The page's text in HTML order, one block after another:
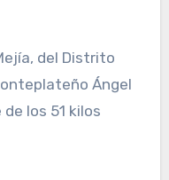
del Distrito
Ángel
los 51 kilos